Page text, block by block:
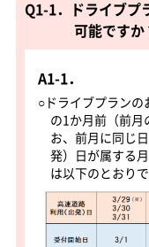
Q1-1．ドライブプ
可能ですか
A1-1．
○ドライブプランの
の1か月前（前月
お、前月に同じ
発）日が属する
は以下のとおりで